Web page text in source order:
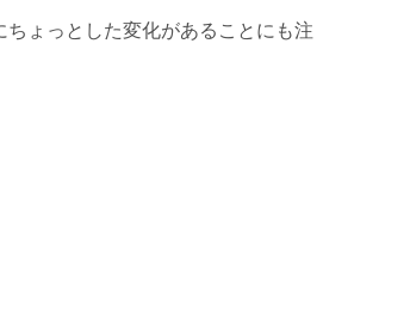
ょっとした変化があることにも注